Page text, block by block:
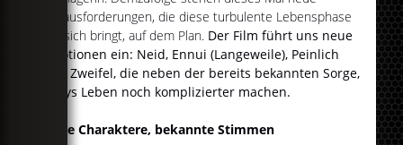
Herausforderungen, die diese turbulente Lebensphase
mit sich bringt, auf dem Plan. Der Film führt uns neue
Emotionen ein: Neid, Ennui (Langeweile), Peinlich
und Zweifel, die neben der bereits bekannten Sorge,
Rileys Leben noch komplizierter machen.
Neue Charaktere, bekannte Stimmen